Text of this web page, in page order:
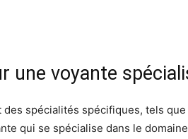
une voyante
spécialités spécifiques, tels que
qui se spécialise dans le